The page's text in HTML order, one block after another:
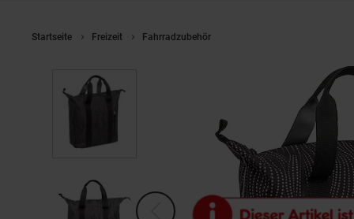
Startseite Freizeit Fahrradzubehör